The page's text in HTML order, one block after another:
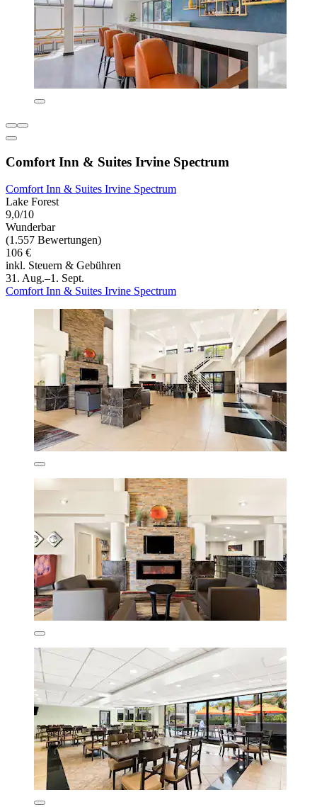
Comfort Inn & Suites Irvine Spectrum
Comfort Inn & Suites Irvine Spectrum
Lake Forest
9,0/10
Wunderbar
(1.557 Bewertungen)
106 €
inkl. Steuern & Gebühren
31. Aug.–1. Sept.
Comfort Inn & Suites Irvine Spectrum